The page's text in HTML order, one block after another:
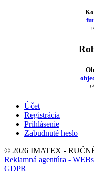
Účet
Registrácia
Prihlásenie
Zabudnuté heslo
© 2026 IMATEX -
Reklamná agentúra -
GDPR